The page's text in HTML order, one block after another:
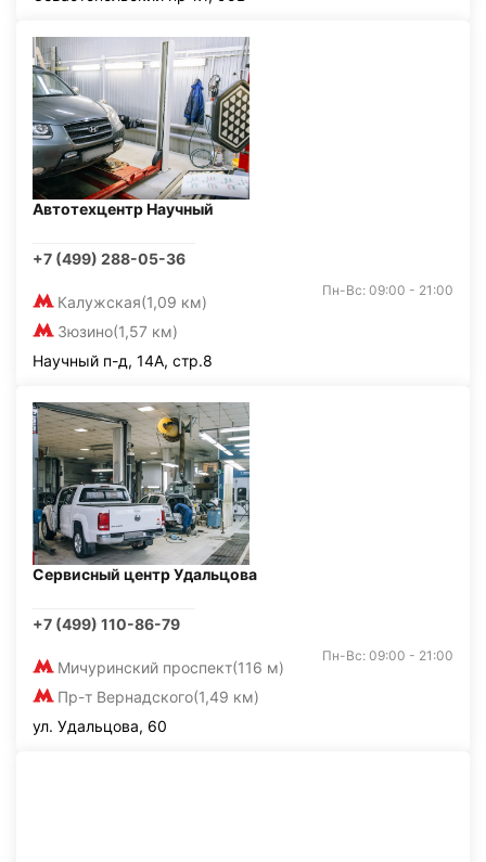
Автотехцентр Научный
+7 (499) 288-05-36
Калужская(1,09 км)
Зюзино(1,57 км)
Пн-Вс: 09:00 - 21:00
Научный п-д, 14А, стр.8
Сервисный центр Удальцова
+7 (499) 110-86-79
Мичуринский проспект(116 м)
Пр-т Вернадского(1,49 км)
Пн-Вс: 09:00 - 21:00
ул. Удальцова, 60